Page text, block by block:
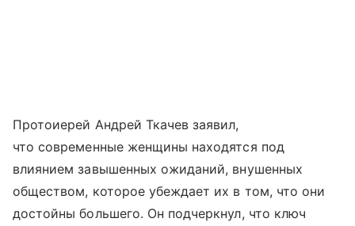
Протоиерей Андрей Ткачев заявил,
что современные женщины находятся под
влиянием завышенных ожиданий, внушенных
обществом, которое убеждает их в том, что они
достойны большего. Он подчеркнул, что ключ